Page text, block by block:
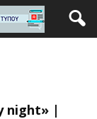
night» |